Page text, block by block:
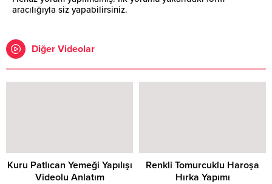
aracılığıyla siz yapabilirsiniz.
Diğer Videolar
Kuru Patlıcan Yemeği Yapılışı
Videolu Anlatım
Renkli Tomurcuklu Haroşa
Hırka Yapımı